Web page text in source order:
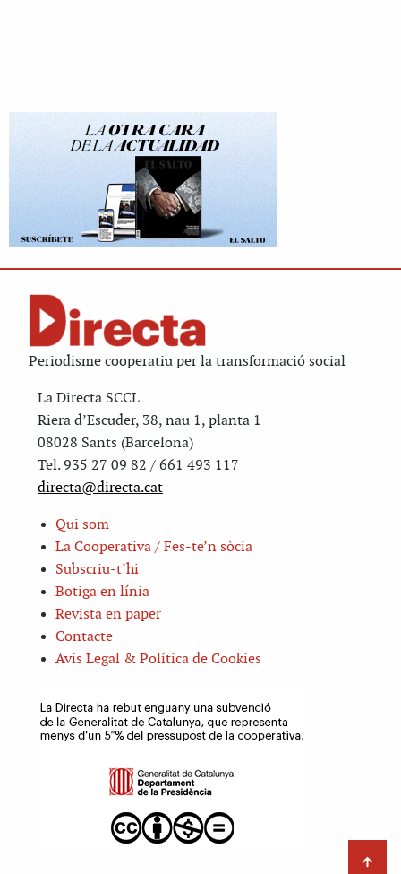
Periodisme cooperatiu per la transformació social
La Directa SCCL
Riera d’Escuder, 38, nau 1, planta 1
08028 Sants (Barcelona)
Tel. 935 27 09 82 / 661 493 117
directa@directa.cat
Qui som
La Cooperativa / Fes-te’n sòcia
Subscriu-t’hi
Botiga en línia
Revista en paper
Contacte
Avis Legal & Política de Cookies